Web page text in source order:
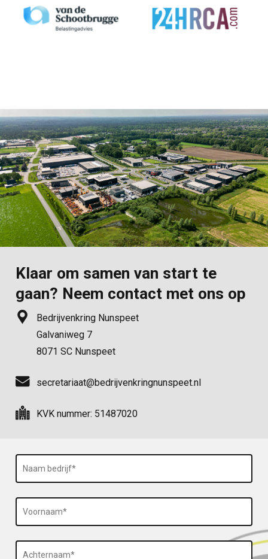
Klaar om samen van start te
gaan? Neem contact met ons op
Bedrijvenkring Nunspeet
Galvaniweg 7
8071 SC Nunspeet
secretariaat@bedrijvenkringnunspeet.nl
KVK nummer: 51487020